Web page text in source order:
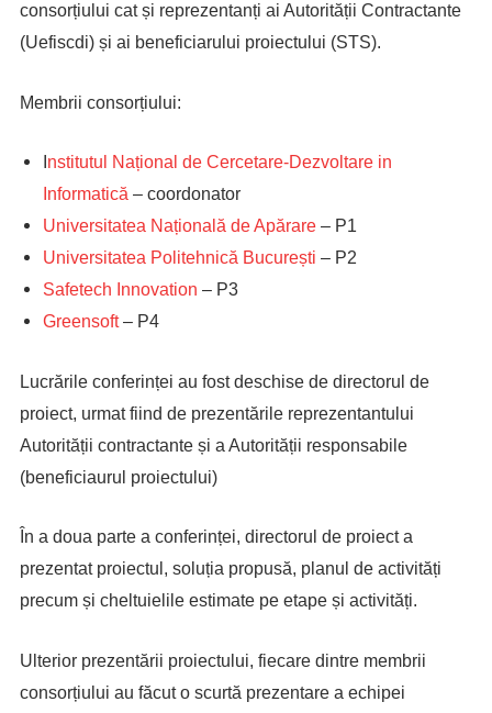
consorțiului cat și reprezentanți ai Autorității Contractante
(Uefiscdi) și ai beneficiarului proiectului (STS).
Membrii consorțiului:
nstitutul Național de Cercetare-Dezvoltare in
Informatică – coordonator
Universitatea Națională de Apărare– P1
Universitatea Politehnică București – P2
Safetech Innovation – P3
Greensoft– P4
Lucrările conferinței au fost deschise de directorul de
proiect, urmat fiind de prezentările reprezentantului
Autorității contractante și a Autorității responsabile
(beneficiaurul proiectului)
În a doua parte a conferinței, directorul de proiect a
prezentat proiectul, soluția propusă, planul de activități
precum și cheltuielile estimate pe etape și activități.
Ulterior prezentării proiectului, fiecare dintre membrii
consorțiului au făcut o scurtă prezentare a echipei